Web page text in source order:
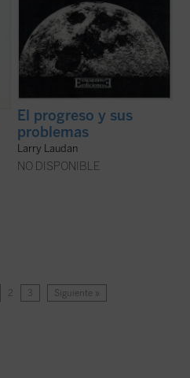
El progreso y sus
problemas
Larry Laudan
NO DISPONIBLE
2 3 Siguiente »